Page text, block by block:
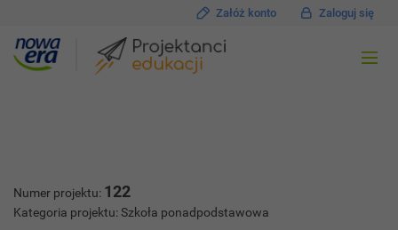
Załóż konto Zaloguj się
Numer projektu: 122
Kategoria projektu: Szkoła ponadpodstawowa